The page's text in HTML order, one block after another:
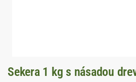
Sekera 1 kg s násadou